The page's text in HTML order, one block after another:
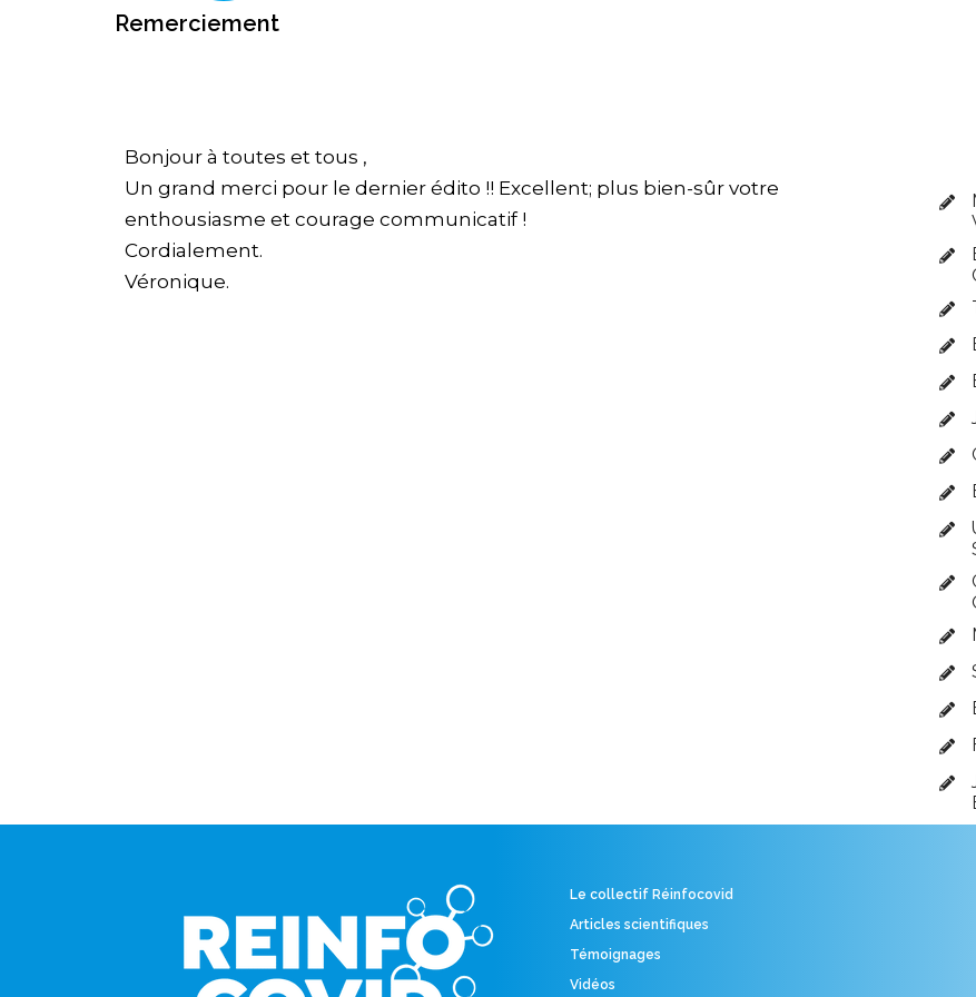
Remerciement
Bonjour à toutes et tous ,
Un grand merci pour le dernier édito !! Excellent; plus bien-sûr votre
enthousiasme et courage communicatif !
Cordialement.
Véronique.
Le collectif Réinfocovid
Articles scientifiques
Témoignages
Vidéos